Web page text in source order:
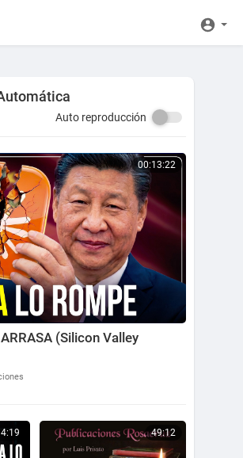
Auto reproducción
00:13:22
(Silicon Valley
49:12